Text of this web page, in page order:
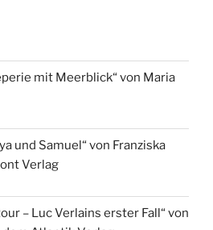
mit Meerblick“ von Maria
und Samuel“ von Franziska
Verlag
– Luc Verlains erster Fall“ von